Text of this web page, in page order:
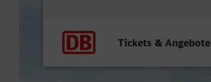
Tickets & Angebote